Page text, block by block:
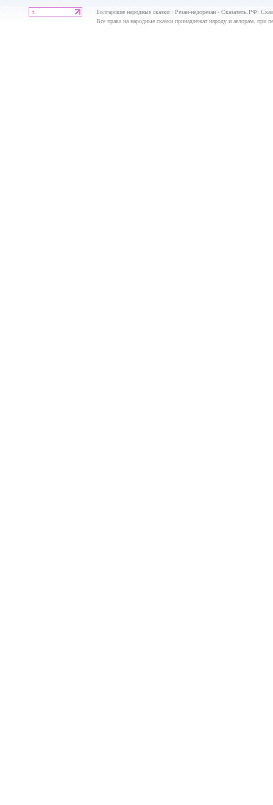
Болгарские народные сказки : Резан-недорезан - Сказатель.РФ:
Все права на народные сказки принадлежат народу и авторам, при